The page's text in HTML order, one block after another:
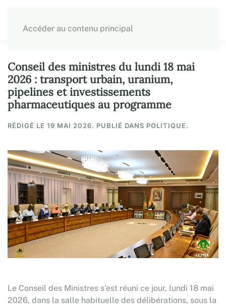
Accéder au contenu principal
Conseil des ministres du lundi 18 mai
2026 : transport urbain, uranium,
pipelines et investissements
pharmaceutiques au programme
RÉDIGÉ LE 19 MAI 2026. PUBLIÉ DANS POLITIQUE.
Le Conseil des Ministres s’est réuni ce jour, lundi 18 mai
2026, dans la salle habituelle des délibérations, sous la